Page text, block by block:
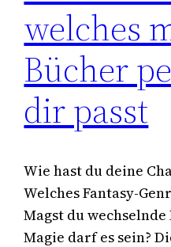
welches
Bücher
dir passt
Wie hast du deine
Welches Fantasy-
Magst du
Magie darf es sein?